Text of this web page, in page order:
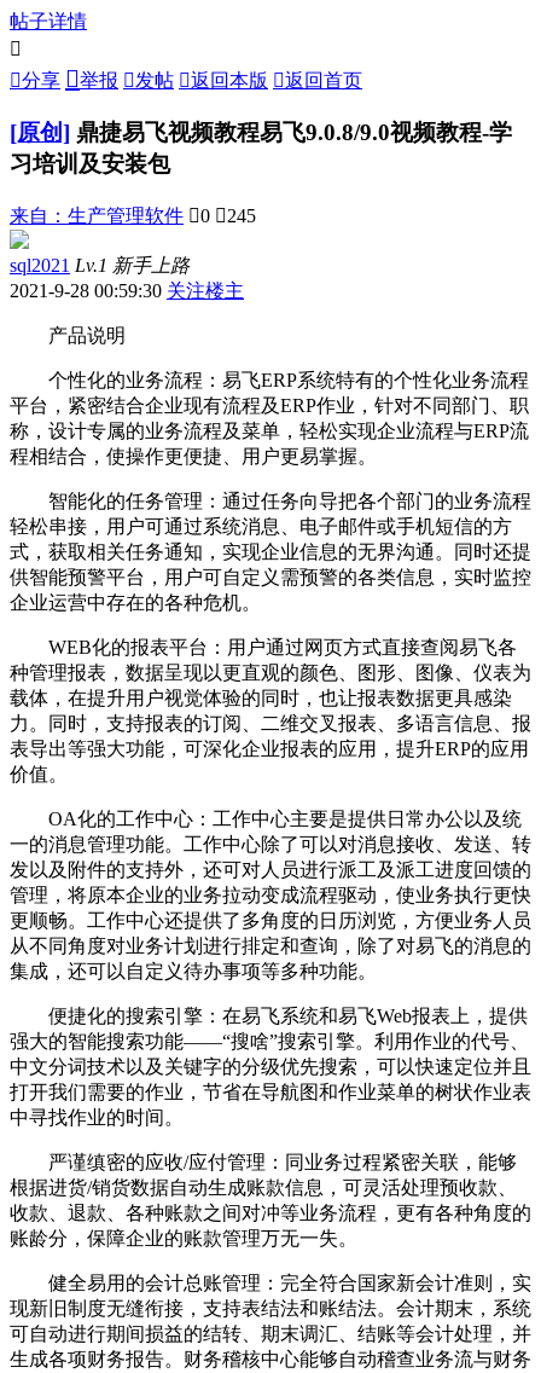
帖子详情

分享 举报 发帖 返回本版 返回首页
[原创] 鼎捷易飞视频教程易飞9.0.8/9.0视频教程-学
习培训及安装包
来自： 生产管理软件 0 245
sql2021 Lv.1 新手上路
2021-9-28 00:59:30 关注楼主
产品说明
个性化的业务流程：易飞ERP系统特有的个性化业务流程
平台，紧密结合企业现有流程及ERP作业，针对不同部门、职
称，设计专属的业务流程及菜单，轻松实现企业流程与ERP流
程相结合，使操作更便捷、用户更易掌握。
智能化的任务管理：通过任务向导把各个部门的业务流程
轻松串接，用户可通过系统消息、电子邮件或手机短信的方
式，获取相关任务通知，实现企业信息的无界沟通。同时还提
供智能预警平台，用户可自定义需预警的各类信息，实时监控
企业运营中存在的各种危机。
WEB化的报表平台：用户通过网页方式直接查阅易飞各
种管理报表，数据呈现以更直观的颜色、图形、图像、仪表为
载体，在提升用户视觉体验的同时，也让报表数据更具感染
力。同时，支持报表的订阅、二维交叉报表、多语言信息、报
表导出等强大功能，可深化企业报表的应用，提升ERP的应用
价值。
OA化的工作中心：工作中心主要是提供日常办公以及统
一的消息管理功能。工作中心除了可以对消息接收、发送、转
发以及附件的支持外，还可对人员进行派工及派工进度回馈的
管理，将原本企业的业务拉动变成流程驱动，使业务执行更快
更顺畅。工作中心还提供了多角度的日历浏览，方便业务人员
从不同角度对业务计划进行排定和查询，除了对易飞的消息的
集成，还可以自定义待办事项等多种功能。
便捷化的搜索引擎：在易飞系统和易飞Web报表上，提供
强大的智能搜索功能——“搜啥”搜索引擎。利用作业的代号、
中文分词技术以及关键字的分级优先搜索，可以快速定位并且
打开我们需要的作业，节省在导航图和作业菜单的树状作业表
中寻找作业的时间。
严谨缜密的应收/应付管理：同业务过程紧密关联，能够
根据进货/销货数据自动生成账款信息，可灵活处理预收款、
收款、退款、各种账款之间对冲等业务流程，更有各种角度的
账龄分，保障企业的账款管理万无一失。
健全易用的会计总账管理：完全符合国家新会计准则，实
现新旧制度无缝衔接，支持表结法和账结法。会计期末，系统
可自动进行期间损益的结转、期末调汇、结账等会计处理，并
生成各项财务报告。财务稽核中心能够自动稽查业务流与财务